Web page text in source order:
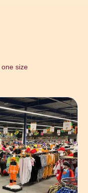
size